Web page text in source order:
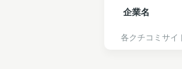
企業名
各クチコミサイ